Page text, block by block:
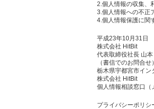
2.個人情報の収集、
3.個人情報への不正
4.個人情報保護に関
平成23年10月31日
株式会社 HitBit
代表取締役社長 山本
（書信でのお問合せ）
栃木県宇都宮市イン
株式会社 HitBit
個人情報相談窓口（
プライバシーポリシ